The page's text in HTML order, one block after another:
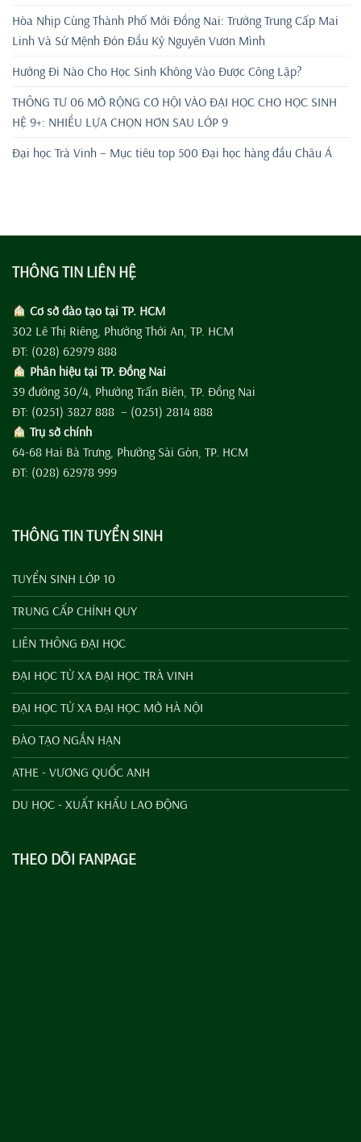
Hòa Nhịp Cùng Thành Phố Mới Đồng Nai: Trường Trung Cấp Mai
Linh Và Sứ Mệnh Đón Đầu Kỷ Nguyên Vươn Mình
Hướng Đi Nào Cho Học Sinh Không Vào Được Công Lập?
THÔNG TƯ 06 MỞ RỘNG CƠ HỘI VÀO ĐẠI HỌC CHO HỌC SINH
HỆ 9+: NHIỀU LỰA CHỌN HƠN SAU LỚP 9
Đại học Trà Vinh – Mục tiêu top 500 Đại học hàng đầu Châu Á
THÔNG TIN LIÊN HỆ
Cơ sở đào tạo tại TP. HCM
302 Lê Thị Riêng, Phường Thới An, TP. HCM
ĐT: (028) 62979 888
Phân hiệu tại TP. Đồng Nai
39 đường 30/4, Phường Trấn Biên, TP. Đồng Nai
ĐT: (0251) 3827 888 – (0251) 2814 888
Trụ sở chính
64-68 Hai Bà Trưng, Phường Sài Gòn, TP. HCM
ĐT: (028) 62978 999
THÔNG TIN TUYỂN SINH
TUYỂN SINH LỚP 10
TRUNG CẤP CHÍNH QUY
LIÊN THÔNG ĐẠI HỌC
ĐẠI HỌC TỪ XA ĐẠI HỌC TRÀ VINH
ĐẠI HỌC TỪ XA ĐẠI HỌC MỞ HÀ NỘI
ĐÀO TẠO NGẮN HẠN
ATHE - VƯƠNG QUỐC ANH
DU HỌC - XUẤT KHẨU LAO ĐỘNG
THEO DÕI FANPAGE